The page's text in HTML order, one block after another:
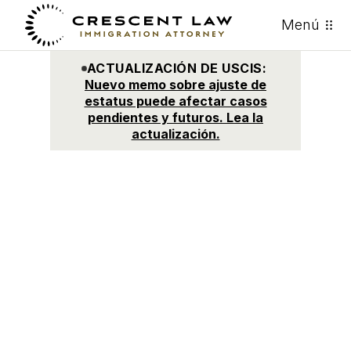
Menú
ACTUALIZACIÓN DE USCIS:
Nuevo memo sobre ajuste de
estatus puede afectar casos
pendientes y futuros. Lea la
actualización.